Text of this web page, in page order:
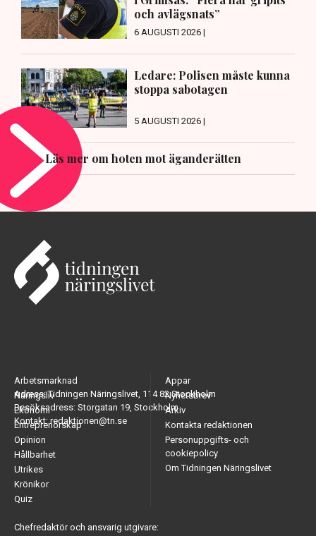
och avlägsnats”
6 AUGUSTI 2026 |
Ledare: Polisen måste kunna
stoppa sabotagen
5 AUGUSTI 2026 |
Läs mer om hoten mot äganderätten
Adress: Tidningen Näringslivet, 114 82 Stockholm
Besöksadress: Storgatan 19, Stockholm
Kontakt: redaktionen@tn.se
Arbetsmarknad
Näringsliv
Ekonomi
Entreprenörskap
Opinion
Hållbarhet
Utrikes
Krönikor
Quiz
Appar
Nyhetsbrev
Arkiv
Kontakta redaktionen
Personuppgifts- och
cookiepolicy
Om Tidningen Näringslivet
Chefredaktör och ansvarig utgivare: